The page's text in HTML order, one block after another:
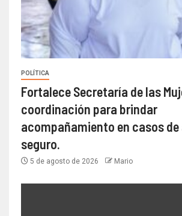
POLÍTICA
Fortalece Secretaría de las
coordinación para brindar
acompañamiento en casos
seguro.
5 de agosto de 2026 Mario